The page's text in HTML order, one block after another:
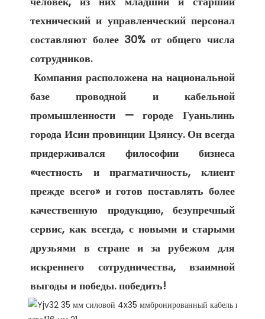
технический и управленческий персонал
составляют более 30% от общего числа
сотрудников.
Компания расположена на национальной
базе проводной и кабельной
промышленности — городе Гуаньлинь
города Исин провинции Цзянсу. Он всегда
придерживался философии бизнеса
«честность и прагматичность, клиент
прежде всего» и готов поставлять более
качественную продукцию, безупречный
сервис, как всегда, с новыми и старыми
друзьями в стране и за рубежом для
искреннего сотрудничества, взаимной